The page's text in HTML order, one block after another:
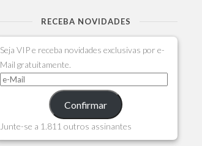
RECEBA NOVIDADES
Seja VIP e receba novidades exclusivas por e-
Mail gratuitamente.
Confirmar
Junte-se a 1.811 outros assinantes